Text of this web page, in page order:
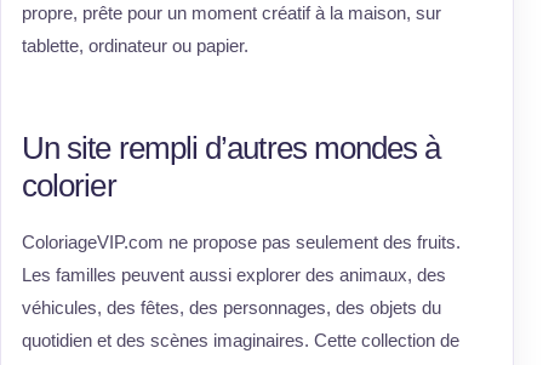
propre, prête pour un moment créatif à la maison, sur
tablette, ordinateur ou papier.
Un site rempli d’autres mondes à
colorier
ColoriageVIP.com ne propose pas seulement des fruits.
Les familles peuvent aussi explorer des animaux, des
véhicules, des fêtes, des personnages, des objets du
quotidien et des scènes imaginaires. Cette collection de